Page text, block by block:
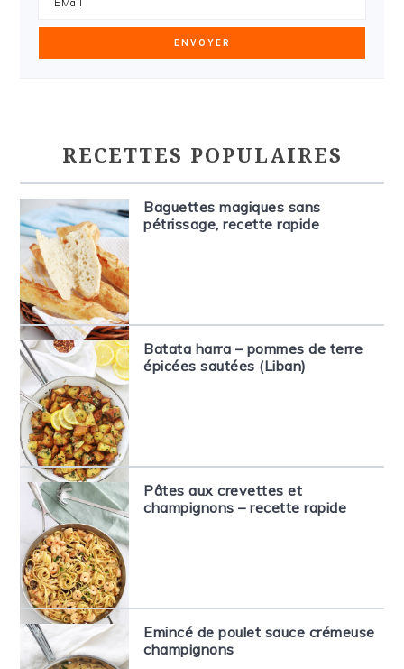
RECETTES POPULAIRES
Baguettes magiques sans
pétrissage, recette rapide
Batata harra – pommes de terre
épicées sautées (Liban)
Pâtes aux crevettes et
champignons – recette rapide
Emincé de poulet sauce crémeuse
champignons